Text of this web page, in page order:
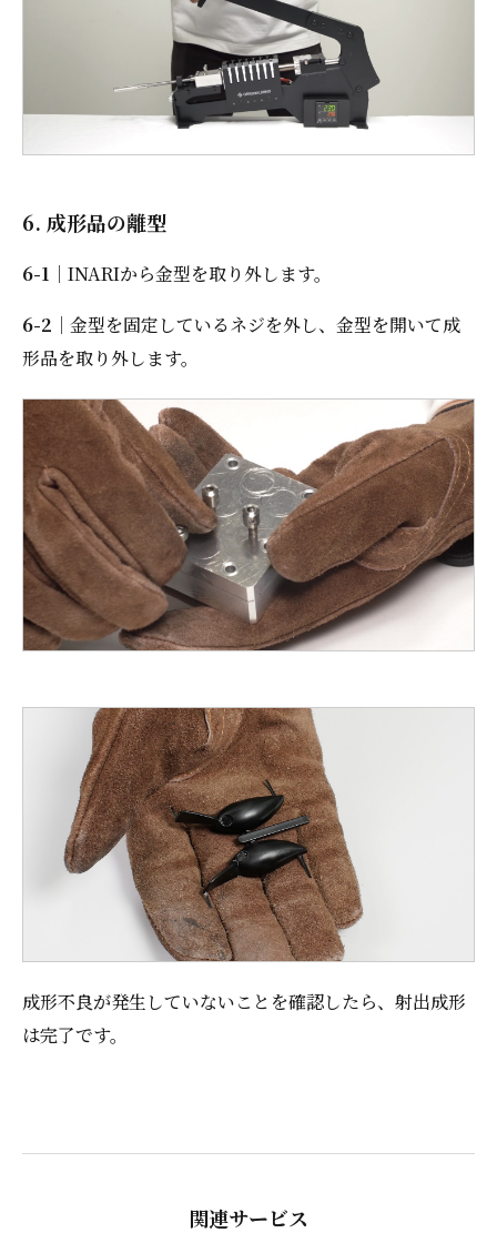
6. 成形品の離型
6-1 ｜INARIから金型を取り外します。
6-2 ｜金型を固定しているネジを外し、金型を開いて成
形品を取り外します。
成形不良が発生していないことを確認したら、射出成形
は完了です。
関連サービス